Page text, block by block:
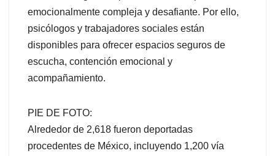
emocionalmente compleja y desafiante. Por ello,
psicólogos y trabajadores sociales están
disponibles para ofrecer espacios seguros de
escucha, contención emocional y
acompañamiento.
PIE DE FOTO:
Alrededor de 2,618 fueron deportadas
procedentes de México, incluyendo 1,200 vía